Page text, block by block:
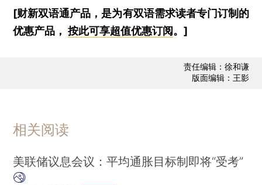
[财新双语通产品，是为有双语需求读者专门订制的
优惠产品，按此可享超值优惠订阅 。]
责任编辑：徐和谦
版面编辑：王影
相关阅读
美联储议息会议：平均通胀目标制即将“受考”